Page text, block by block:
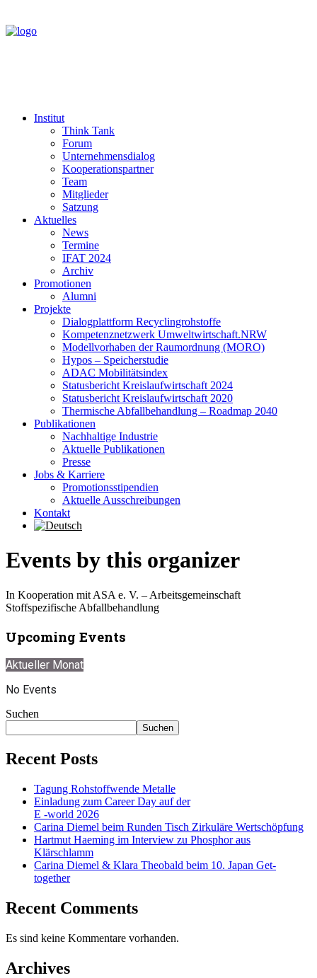
Institut
Think Tank
Forum
Unternehmensdialog
Kooperationspartner
Team
Mitglieder
Satzung
Aktuelles
News
Termine
IFAT 2024
Archiv
Promotionen
Alumni
Projekte
Dialogplattform Recyclingrohstoffe
Kompetenznetzwerk Umweltwirtschaft.NRW
Modellvorhaben der Raumordnung (MORO)
Hypos – Speicherstudie
ADAC Mobilitätsindex
Statusbericht Kreislaufwirtschaft 2024
Statusbericht Kreislaufwirtschaft 2020
Thermische Abfallbehandlung – Roadmap 2040
Publikationen
Nachhaltige Industrie
Aktuelle Publikationen
Presse
Jobs & Karriere
Promotionsstipendien
Aktuelle Ausschreibungen
Kontakt
Events by this organizer
In Kooperation mit ASA e. V. – Arbeitsgemeinschaft
Stoffspezifische Abfallbehandlung
Upcoming Events
Aktueller Monat
No Events
Suchen
Suchen
Recent Posts
Tagung Rohstoffwende Metalle
Einladung zum Career Day auf der
E -world 2026
Carina Diemel beim Runden Tisch Zirkuläre Wertschöpfung
Hartmut Haeming im Interview zu Phosphor aus
Klärschlamm
Carina Diemel & Klara Theobald beim 10. Japan Get-
together
Recent Comments
Es sind keine Kommentare vorhanden.
Archives